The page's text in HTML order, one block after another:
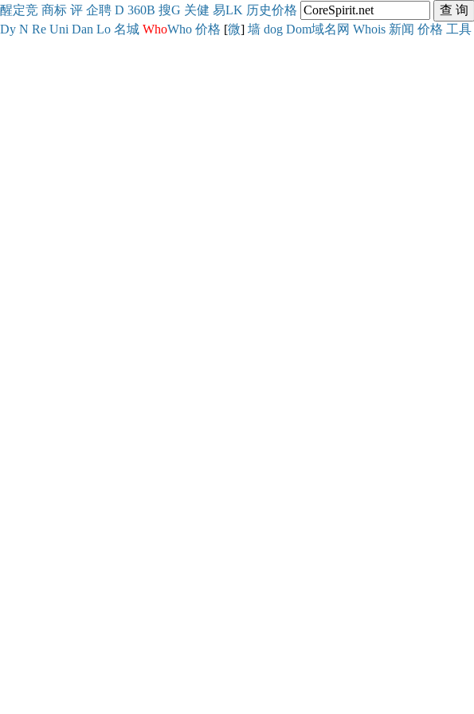
醒定竞 商标 评 企聘 D 360B 搜G 关健 易LK 历史价格
Dy N Re Uni Dan Lo 名城 WhoWho 价格 [微] 墙 dog Dom域名网 Whois 新闻 价格 工具